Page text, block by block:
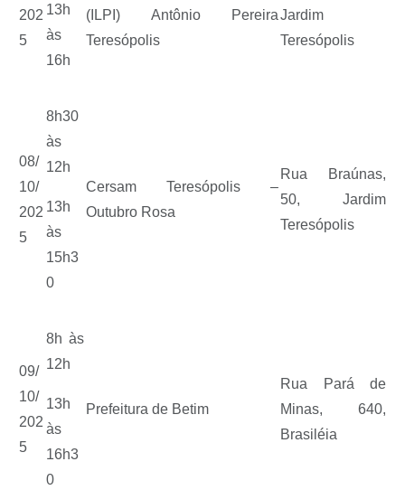
202
5
13h
às
16h
(ILPI) Antônio Pereira
Teresópolis
Jardim
Teresópolis
08/
10/
202
5
8h30
às
12h
13h
às
15h3
0
Cersam Teresópolis –
Outubro Rosa
Rua Braúnas,
50, Jardim
Teresópolis
09/
10/
202
5
8h às
12h
13h
às
16h3
0
Prefeitura de Betim
Rua Pará de
Minas, 640,
Brasiléia